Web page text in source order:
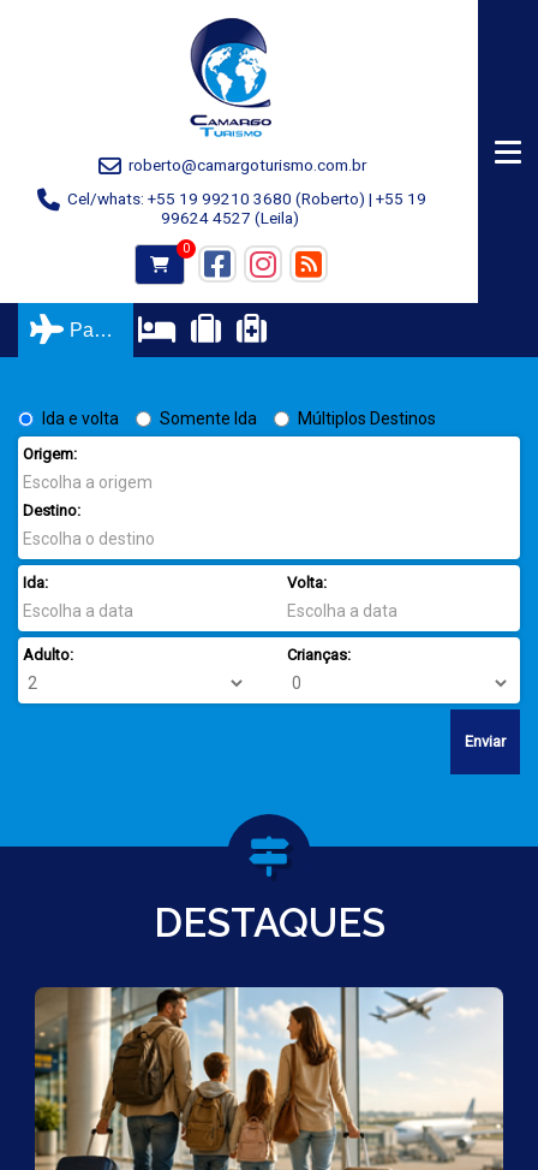
roberto@camargoturismo.com.br
Cel/whats: +55 19 99210 3680 (Roberto) | +55 19
99624 4527 (Leila)
0
Passagens
Ida e volta Somente Ida Múltiplos Destinos
Origem:
Destino:
Ida: Volta:
Adulto: Crianças:
Enviar
DESTAQUES